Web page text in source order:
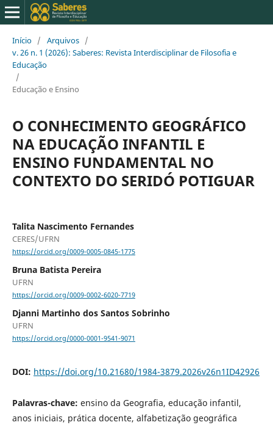
Início / Arquivos /
v. 26 n. 1 (2026): Saberes: Revista Interdisciplinar de Filosofia e
Educação
/
Educação e Ensino
O CONHECIMENTO GEOGRÁFICO
NA EDUCAÇÃO INFANTIL E
ENSINO FUNDAMENTAL NO
CONTEXTO DO SERIDÓ POTIGUAR
Talita Nascimento Fernandes
CERES/UFRN
https://orcid.org/0009-0005-0845-1775
Bruna Batista Pereira
UFRN
https://orcid.org/0009-0002-6020-7719
Djanni Martinho dos Santos Sobrinho
UFRN
https://orcid.org/0000-0001-9541-9071
DOI: https://doi.org/10.21680/1984-3879.2026v26n1ID42926
Palavras-chave: ensino da Geografia, educação infantil,
anos iniciais, prática docente, alfabetização geográfica